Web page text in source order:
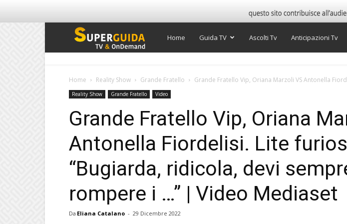
Super
TV
Home Guida TV Ascolti Tv Anticipazioni Tv
Home Reality Show Grande Fratello Grande Fratello Vip, Oriana Marzoli VS Antonella
Reality Show Grande Fratello Video
Grande Fratello Vip, Oriana
Antonella Fiordelisi. Lite
“Bugiarda, ridicola, devi
rompere i …” | Video Mediaset
Da Eliana Catalano - 29 Dicembre 2022